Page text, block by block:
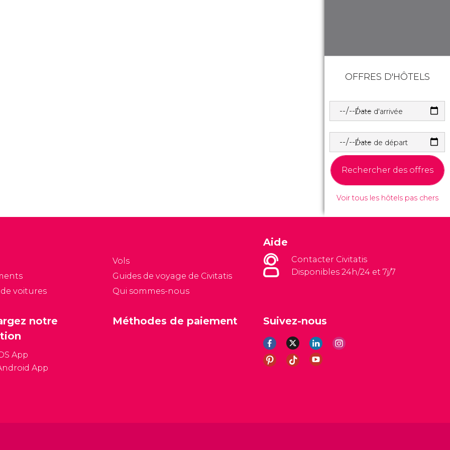
OFFRES D'HÔTELS
Date d'arrivée
Date de départ
Rechercher des offres
Voir tous les hôtels pas chers
voitures
Vols
Guides de voyage de Civitatis
Qui sommes-nous
Aide
Contacter Civitatis
Disponibles 24h/24 et 7j/7
Suivez-nous
notre
App
App
Méthodes de paiement